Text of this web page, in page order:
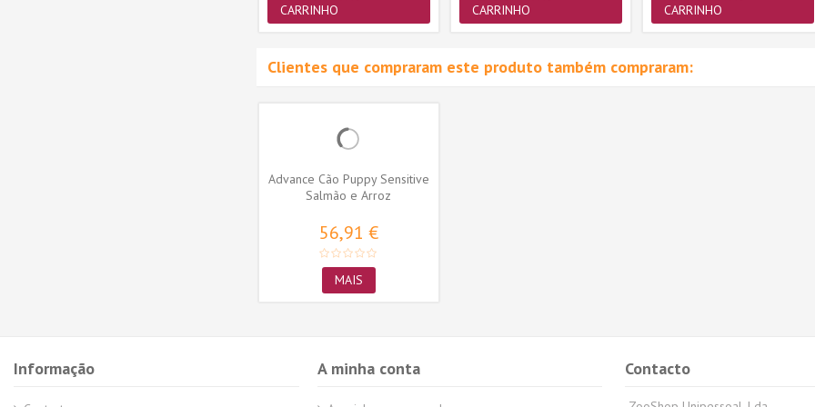
CARRINHO
CARRINHO
CARRINHO
Clientes que compraram este produto também compraram:
Advance Cão Puppy Sensitive
Salmão e Arroz
56,91 €
MAIS
Informação A minha conta Contacto